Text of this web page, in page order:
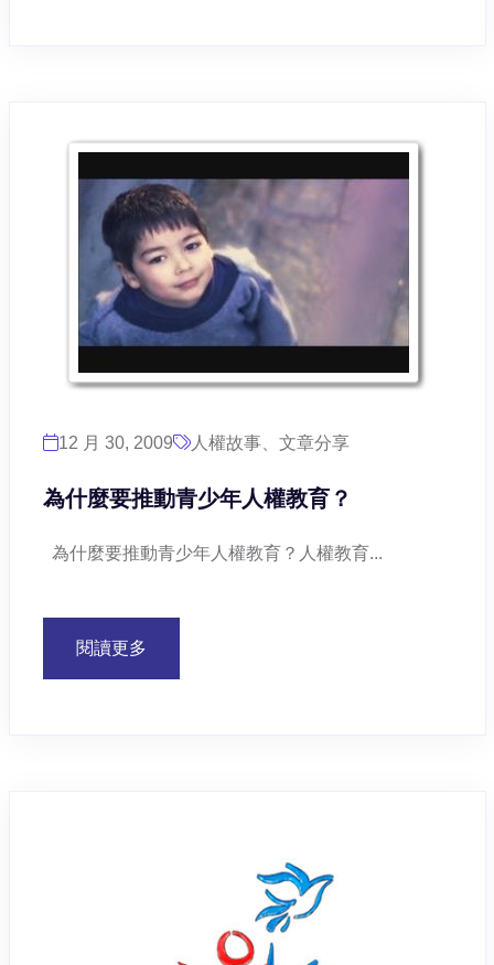
12 月 30, 2009 人權故事、文章分享
為什麼要推動青少年人權教育？
為什麼要推動青少年人權教育？人權教育...
閱讀更多